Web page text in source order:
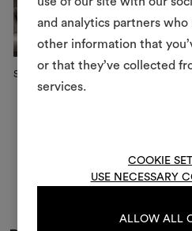
and analytics partners
other information that
or that they’ve collected
services.
COOKIE
USE NECESSARY
ALLOW ALL
Sofa by LONGHI